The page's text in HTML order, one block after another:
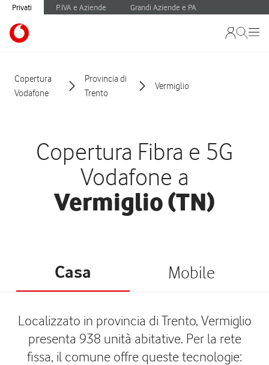
Privati P.IVA e Aziende Grandi Aziende e PA
Copertura
Vodafone
Provincia di
Trento
Vermiglio
Copertura Fibra e 5G
Vodafone a
Vermiglio (TN)
Casa Mobile
Localizzato in provincia di Trento, Vermiglio
presenta 938 unità abitative. Per la rete
fissa, il comune offre queste tecnologie: